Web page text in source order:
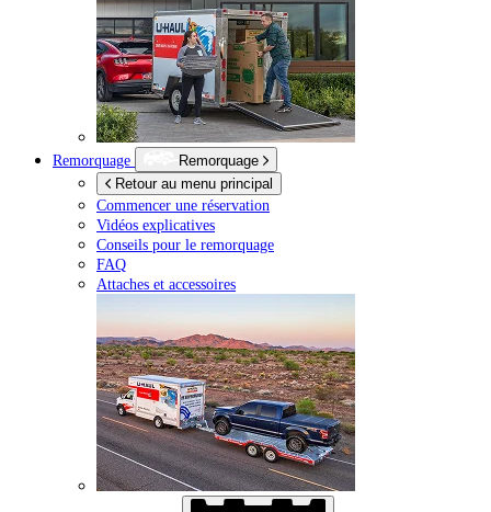
Remorquage
Remorquage
Retour au menu principal
Commencer une réservation
Vidéos explicatives
Conseils pour le remorquage
FAQ
Attaches et accessoires